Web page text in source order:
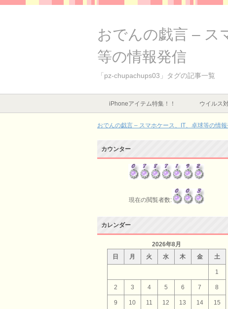
おでんの戯言 – ス
等の情報発信
「pz-chupachups03」タグの記事一覧
iPhoneアイテム特集！！ ウイルス
おでんの戯言 – スマホケース、IT、卓球等の情
カウンター
現在の閲覧者数:
カレンダー
2026年8月
日
月 火 水 木 金 土
1
2 3 4 5 6 7 8
9 10 11 12 13 14 15